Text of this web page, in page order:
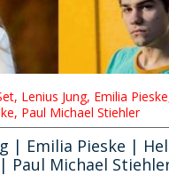
Lenius Jung, Emilia
Paul Michael Stiehler
| Emilia Pieske |
Paul Michael